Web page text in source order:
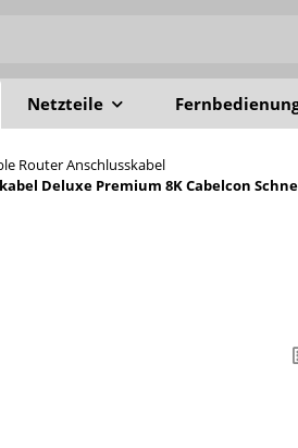
Netzteile
Router Anschlusskabel
Deluxe Premium 8K Cabelcon